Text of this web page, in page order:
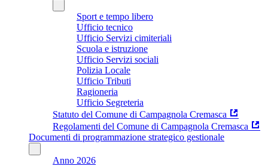
Sport e tempo libero
Ufficio tecnico
Ufficio Servizi cimiteriali
Scuola e istruzione
Ufficio Servizi sociali
Polizia Locale
Ufficio Tributi
Ragioneria
Ufficio Segreteria
Statuto del Comune di Campagnola Cremasca
Regolamenti del Comune di Campagnola Cremasca
Documenti di programmazione strategico gestionale
Anno 2026